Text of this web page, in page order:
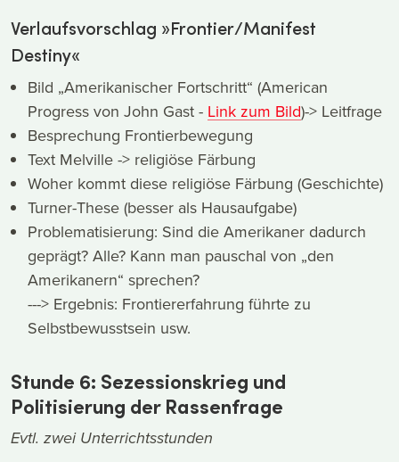
Verlaufsvorschlag »Frontier/Manifest
Destiny«
Bild „Amerikanischer Fortschritt“ (American
Progress von John Gast - Link zum Bild)-> Leitfrage
Besprechung Frontierbewegung
Text Melville -> religiöse Färbung
Woher kommt diese religiöse Färbung (Geschichte)
Turner-These (besser als Hausaufgabe)
Problematisierung: Sind die Amerikaner dadurch
geprägt? Alle? Kann man pauschal von „den
Amerikanern“ sprechen?
---> Ergebnis: Frontiererfahrung führte zu
Selbstbewusstsein usw.
Stunde 6: Sezessionskrieg und
Politisierung der Rassenfrage
Evtl. zwei Unterrichtsstunden